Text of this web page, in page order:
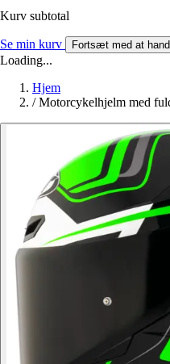
Kurv subtotal
Se min kurv Fortsæt med at
Loading...
Hjem
/ Motorcykelhjelm med